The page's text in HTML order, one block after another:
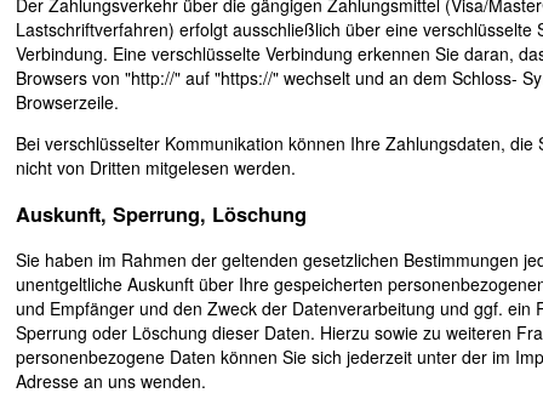
Der Zahlungsverkehr über die gängigen Zahlungsmittel (Visa/
Lastschriftverfahren) erfolgt ausschließlich über eine verschlüsselte
Verbindung. Eine verschlüsselte Verbindung erkennen Sie daran,
Browsers von "http://" auf "https://" wechselt und an dem Schloss-
Browserzeile.
Bei verschlüsselter Kommunikation können Ihre Zahlungsdaten, die
nicht von Dritten mitgelesen werden.
Auskunft, Sperrung, Löschung
Sie haben im Rahmen der geltenden gesetzlichen Bestimmungen
unentgeltliche Auskunft über Ihre gespeicherten
und Empfänger und den Zweck der Datenverarbeitung und ggf. ein
Sperrung oder Löschung dieser Daten. Hierzu sowie zu weiteren
personenbezogene Daten können Sie sich jederzeit unter der im
Adresse an uns wenden.